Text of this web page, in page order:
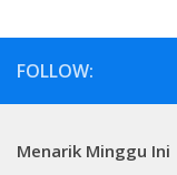
FOLLOW:
Menarik Minggu Ini